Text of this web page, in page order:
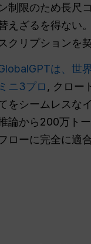
制限のため長尺
えざるを得ない
スクリプションを
は、世
ミニ3プロ, クロー
をシームレスな
論から200万ト
ローに完全に適